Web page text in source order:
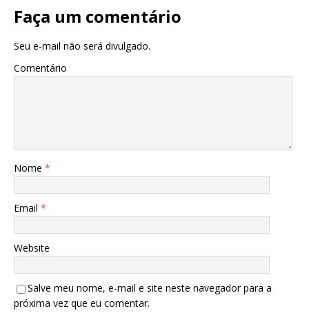
Faça um comentário
Seu e-mail não será divulgado.
Comentário
Nome *
Email *
Website
Salve meu nome, e-mail e site neste navegador para a
próxima vez que eu comentar.